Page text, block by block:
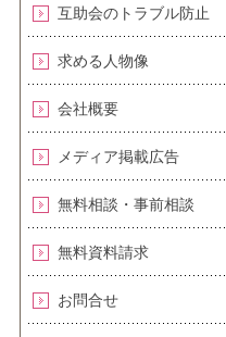
互助会のトラブル防止
求める人物像
会社概要
メディア掲載広告
無料相談・事前相談
無料資料請求
お問合せ